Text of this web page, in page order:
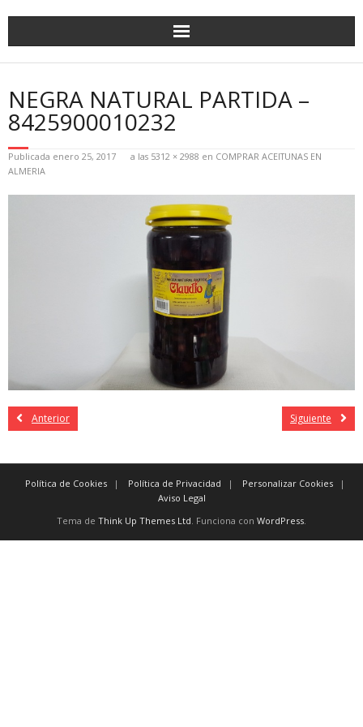
NEGRA NATURAL PARTIDA –
8425900010232
Publicada enero 25, 2017 a las 5312 × 2988 en COMPRAR ACEITUNAS EN
ALMERIA
Anterior Siguiente
Política de Cookies Política de Privacidad
Personalizar Cookies
Aviso Legal
Tema de Think Up Themes Ltd. Funciona con WordPress.